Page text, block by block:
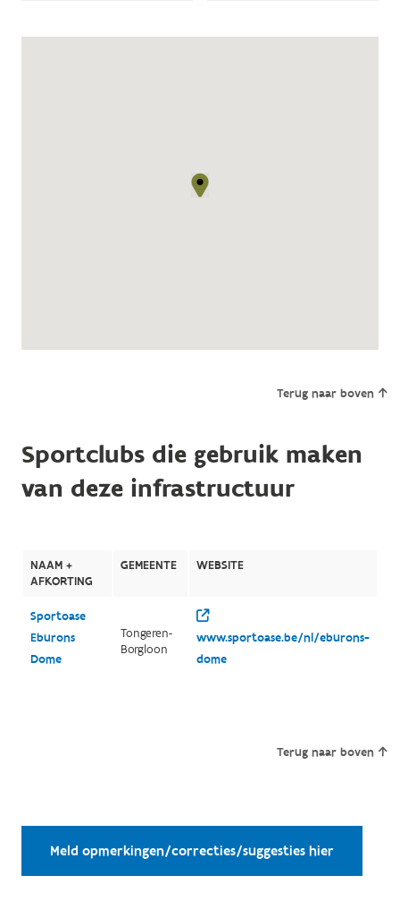
Terug naar boven
Sportclubs die gebruik maken
van deze infrastructuur
NAAM +
AFKORTING
GEMEENTE WEBSITE
Sportoase
Eburons
Dome
Tongeren-
Borgloon
www.sportoase.be/nl/eburons-
dome
Terug naar boven
Meld opmerkingen/correcties/suggesties hier